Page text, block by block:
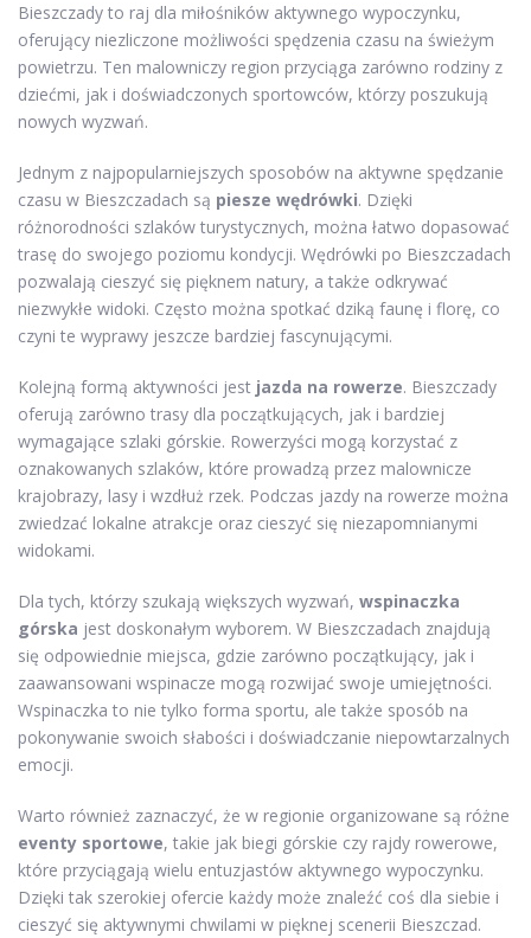
Bieszczady to raj dla miłośników aktywnego wypoczynku,
oferujący niezliczone możliwości spędzenia czasu na świeżym
powietrzu. Ten malowniczy region przyciąga zarówno rodziny z
dziećmi, jak i doświadczonych sportowców, którzy poszukują
nowych wyzwań.
Jednym z najpopularniejszych sposobów na aktywne spędzanie
czasu w Bieszczadach są piesze wędrówki. Dzięki
różnorodności szlaków turystycznych, można łatwo dopasować
trasę do swojego poziomu kondycji. Wędrówki po Bieszczadach
pozwalają cieszyć się pięknem natury, a także odkrywać
niezwykłe widoki. Często można spotkać dziką faunę i florę, co
czyni te wyprawy jeszcze bardziej fascynującymi.
Kolejną formą aktywności jest jazda na rowerze. Bieszczady
oferują zarówno trasy dla początkujących, jak i bardziej
wymagające szlaki górskie. Rowerzyści mogą korzystać z
oznakowanych szlaków, które prowadzą przez malownicze
krajobrazy, lasy i wzdłuż rzek. Podczas jazdy na rowerze można
zwiedzać lokalne atrakcje oraz cieszyć się niezapomnianymi
widokami.
Dla tych, którzy szukają większych wyzwań, wspinaczka
górska jest doskonałym wyborem. W Bieszczadach znajdują
się odpowiednie miejsca, gdzie zarówno początkujący, jak i
zaawansowani wspinacze mogą rozwijać swoje umiejętności.
Wspinaczka to nie tylko forma sportu, ale także sposób na
pokonywanie swoich słabości i doświadczanie niepowtarzalnych
emocji.
Warto również zaznaczyć, że w regionie organizowane są różne
eventy sportowe, takie jak biegi górskie czy rajdy rowerowe,
które przyciągają wielu entuzjastów aktywnego wypoczynku.
Dzięki tak szerokiej ofercie każdy może znaleźć coś dla siebie i
cieszyć się aktywnymi chwilami w pięknej scenerii Bieszczad.